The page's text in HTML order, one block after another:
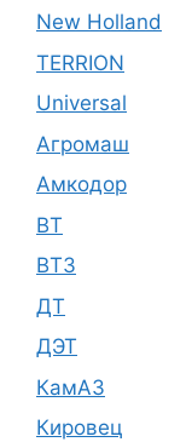
New Holland
TERRION
Universal
Агромаш
Амкодор
ВТ
ВТЗ
ДТ
ДЭТ
КамАЗ
Кировец